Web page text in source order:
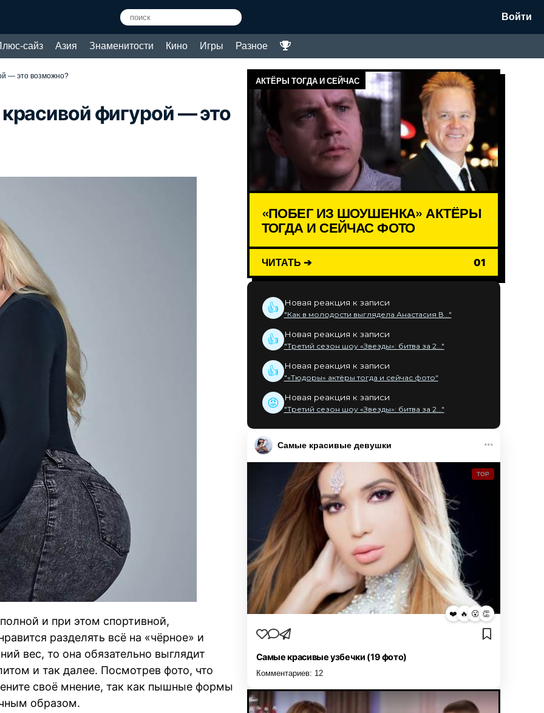
Войти
сайз Азия Знаменитости Кино Игры Разное
— это возможно?
фигурой — это
и при этом спортивной,
разделять всё на «чёрное» и
вес, то она обязательно выглядит
и так далее. Посмотрев фото, что
своё мнение, так как пышные формы
образом.
АКТЁРЫ ТОГДА И СЕЙЧАС
«ПОБЕГ ИЗ ШОУШЕНКА» АКТЁРЫ
ТОГДА И СЕЙЧАС ФОТО
ЧИТАТЬ ➔ 01
👍 Новая реакция к записи
"Как в молодости выглядела Анастасия В..."
👍 Новая реакция к записи
"Третий сезон шоу «Звезды»: битва за 2..."
👍 Новая реакция к записи
"«Тюдоры» актёры тогда и сейчас фото"
😡 Новая реакция к записи
"Третий сезон шоу «Звезды»: битва за 2..."
Самые красивые девушки
TOP
❤️ 🔥 😮 👏
Самые красивые узбечки (19 фото)
Комментариев: 12